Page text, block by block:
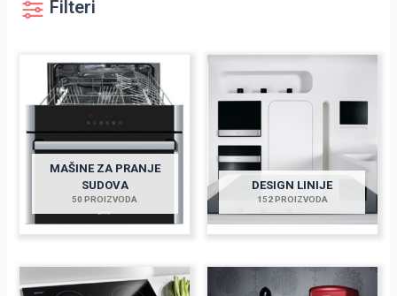
Filteri
MAŠINE ZA PRANJE
SUDOVA
50 PROIZVODA
DESIGN LINIJE
152 PROIZVODA